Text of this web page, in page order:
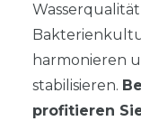
harmonieren
stabilisieren.
profitieren